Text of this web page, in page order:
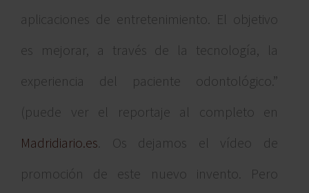
aplicaciones de entretenimiento. El objetivo
es mejorar, a través de la tecnología, la
experiencia del paciente odontológico.”
(puede ver el reportaje al completo en
Madridiario.es. Os dejamos el vídeo de
promoción de este nuevo invento. Pero